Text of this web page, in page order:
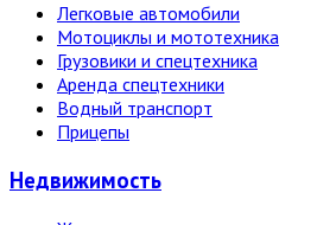
Легковые автомобили
Мотоциклы и мототехника
Грузовики и спецтехника
Аренда спецтехники
Водный транспорт
Прицепы
Недвижи­мость